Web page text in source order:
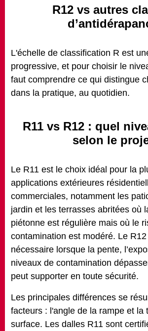
R12 vs autres
L'échelle de classification R est
progressive, et pour choisir le
faut comprendre ce qui distingue
dans la pratique, au quotidien.
R11 vs R12 : quel
selon le
Le R11 est le choix idéal pour la
applications extérieures
commerciales, notamment les
jardin et les terrasses abritées où
piétonne est régulière mais où le
contamination est modéré. Le
nécessaire lorsque la pente,
niveaux de contamination
peut supporter en toute sécurité.
Les principales différences se
facteurs : l'angle de la rampe et la
surface. Les dalles R11 sont